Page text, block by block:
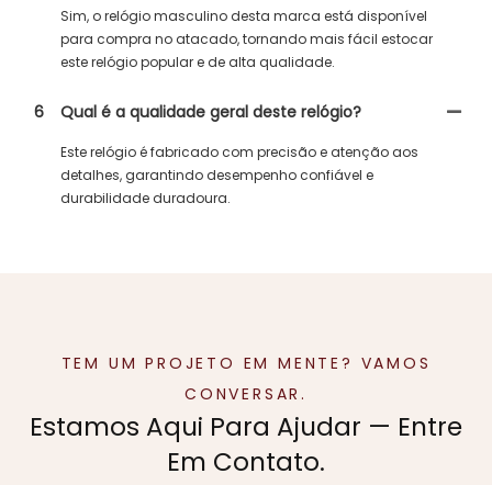
Sim, o relógio masculino desta marca está disponível
para compra no atacado, tornando mais fácil estocar
este relógio popular e de alta qualidade.
6 Qual é a qualidade geral deste relógio?
Este relógio é fabricado com precisão e atenção aos
detalhes, garantindo desempenho confiável e
durabilidade duradoura.
TEM UM PROJETO EM MENTE? VAMOS
CONVERSAR.
Estamos Aqui Para Ajudar — Entre
Em Contato.